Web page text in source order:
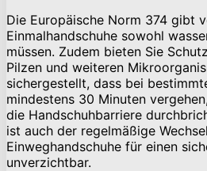
Die Europäische Norm 374 gibt
Einmalhandschuhe sowohl
müssen. Zudem bieten Sie
Pilzen und weiteren
sichergestellt, dass bei
mindestens 30 Minuten
die Handschuhbarriere
ist auch der regelmäßige
Einweghandschuhe für einen
unverzichtbar.